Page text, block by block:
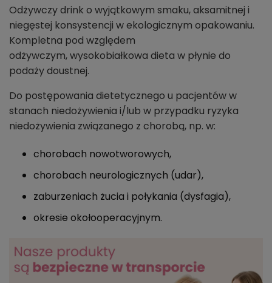
Odżywczy drink o wyjątkowym smaku, aksamitnej i
niegęstej konsystencji w ekologicznym opakowaniu.
Kompletna pod względem
odżywczym, wysokobiałkowa dieta w płynie do
podaży doustnej.
Do postępowania dietetycznego u pacjentów w
stanach niedożywienia i/lub w przypadku ryzyka
niedożywienia związanego z chorobą, np. w:
chorobach nowotworowych,
chorobach neurologicznych (udar),
zaburzeniach żucia i połykania (dysfagia),
okresie okołooperacyjnym.